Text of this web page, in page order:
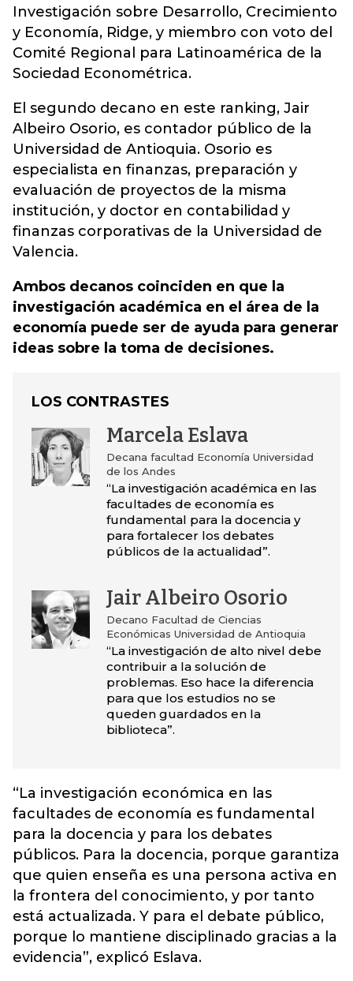
Investigación sobre Desarrollo, Crecimiento
y Economía, Ridge, y miembro con voto del
Comité Regional para Latinoamérica de la
Sociedad Econométrica.
El segundo decano en este ranking, Jair
Albeiro Osorio, es contador público de la
Universidad de Antioquia. Osorio es
especialista en finanzas, preparación y
evaluación de proyectos de la misma
institución, y doctor en contabilidad y
finanzas corporativas de la Universidad de
Valencia.
Ambos decanos coinciden en que la
investigación académica en el área de la
economía puede ser de ayuda para generar
ideas sobre la toma de decisiones.
LOS CONTRASTES
Marcela Eslava
Decana facultad Economía Universidad
de los Andes
“La investigación académica en las
facultades de economía es
fundamental para la docencia y
para fortalecer los debates
públicos de la actualidad”.
Jair Albeiro Osorio
Decano Facultad de Ciencias
Económicas Universidad de Antioquia
“La investigación de alto nivel debe
contribuir a la solución de
problemas. Eso hace la diferencia
para que los estudios no se
queden guardados en la
biblioteca”.
“La investigación económica en las
facultades de economía es fundamental
para la docencia y para los debates
públicos. Para la docencia, porque garantiza
que quien enseña es una persona activa en
la frontera del conocimiento, y por tanto
está actualizada. Y para el debate público,
porque lo mantiene disciplinado gracias a la
evidencia”, explicó Eslava.